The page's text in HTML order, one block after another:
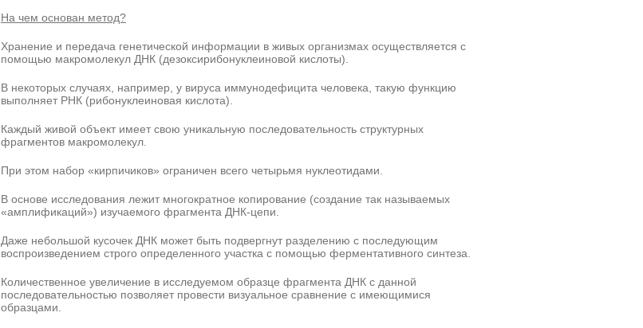
На чем основан метод?
Хранение и передача генетической информации в живых организмах осуществляется с
помощью макромолекул ДНК (дезоксирибонуклеиновой кислоты).
В некоторых случаях, например, у вируса иммунодефицита человека, такую функцию
выполняет РНК (рибонуклеиновая кислота).
Каждый живой объект имеет свою уникальную последовательность структурных
фрагментов макромолекул.
При этом набор «кирпичиков» ограничен всего четырьмя нуклеотидами.
В основе исследования лежит многократное копирование (создание так называемых
«амплификаций») изучаемого фрагмента ДНК-цепи.
Даже небольшой кусочек ДНК может быть подвергнут разделению с последующим
воспроизведением строго определенного участка с помощью ферментативного синтеза.
Количественное увеличение в исследуемом образце фрагмента ДНК с данной
последовательностью позволяет провести визуальное сравнение с имеющимися
образцами.